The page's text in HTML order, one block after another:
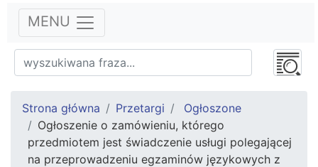
MENU
Strona główna Przetargi
Ogłoszone
Ogłoszenie o zamówieniu, którego
przedmiotem jest świadczenie usługi polegającej
na przeprowadzeniu egzaminów językowych z